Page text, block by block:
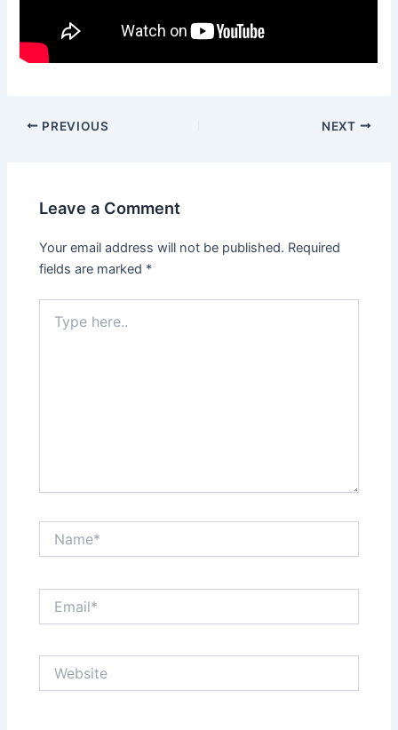
PREVIOUS NEXT
Leave a Comment
Your email address will not be published. Required
fields are marked *
here..